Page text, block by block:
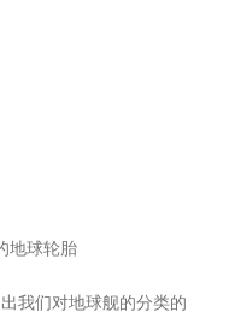
地球轮胎
我们对地球舰的分类的